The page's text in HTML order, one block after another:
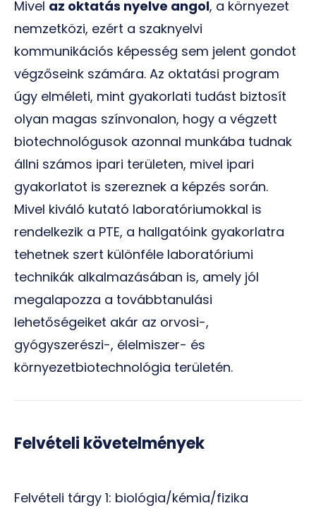
Mivel az oktatás nyelve angol, a környezet
nemzetközi, ezért a szaknyelvi
kommunikációs képesség sem jelent gondot
végzőseink számára. Az oktatási program
úgy elméleti, mint gyakorlati tudást biztosít
olyan magas színvonalon, hogy a végzett
biotechnológusok azonnal munkába tudnak
állni számos ipari területen, mivel ipari
gyakorlatot is szereznek a képzés során.
Mivel kiváló kutató laboratóriumokkal is
rendelkezik a PTE, a hallgatóink gyakorlatra
tehetnek szert különféle laboratóriumi
technikák alkalmazásában is, amely jól
megalapozza a továbbtanulási
lehetőségeiket akár az orvosi-,
gyógyszerészi-, élelmiszer- és
környezetbiotechnológia területén.
Felvételi követelmények
Felvételi tárgy 1: biológia/kémia/fizika